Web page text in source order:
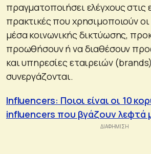
πραγματοποιήσει ελέγχους στις
πρακτικές που χρησιμοποιούν
μέσα κοινωνικής δικτύωσης,
προωθήσουν ή να διαθέσουν
και υπηρεσίες εταιρειών
συνεργάζονται.
Influencers: Ποιοι είναι οι 10
influencers που βγάζουν λεφτά